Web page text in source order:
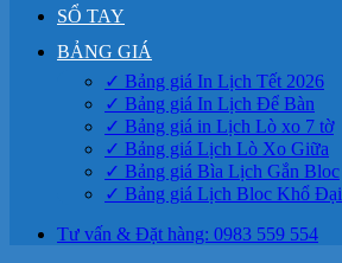
SỔ TAY
BẢNG GIÁ
✓ Bảng giá In Lịch Tết 2026
✓ Bảng giá In Lịch Để Bàn
✓ Bảng giá in Lịch Lò xo 7 tờ
✓ Bảng giá Lịch Lò Xo Giữa
✓ Bảng giá Bìa Lịch Gắn Bloc
✓ Bảng giá Lịch Bloc Khổ Đại
Tư vấn & Đặt hàng: 0983 559 554